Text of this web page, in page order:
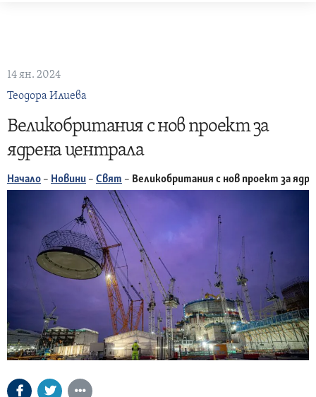
14 ян. 2024
Теодора Илиева
Великобритания с нов проект за
ядрена централа
Начало – Новини – Свят – Великобритания с нов проект за